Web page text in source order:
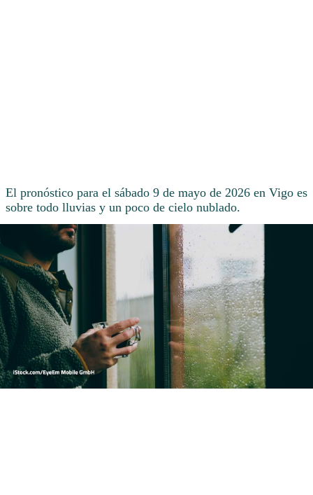
El pronóstico para el sábado 9 de mayo de 2026 en Vigo es
sobre todo lluvias y un poco de cielo nublado.